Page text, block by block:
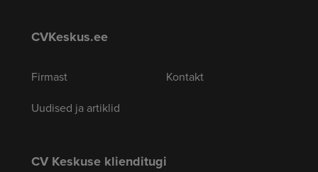
CVKeskus.ee
Firmast
Uudised ja artiklid
Kontakt
CV Keskuse klienditugi